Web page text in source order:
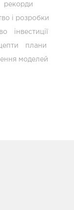
рекорди
і розробки
інвестиції
плани
моделей